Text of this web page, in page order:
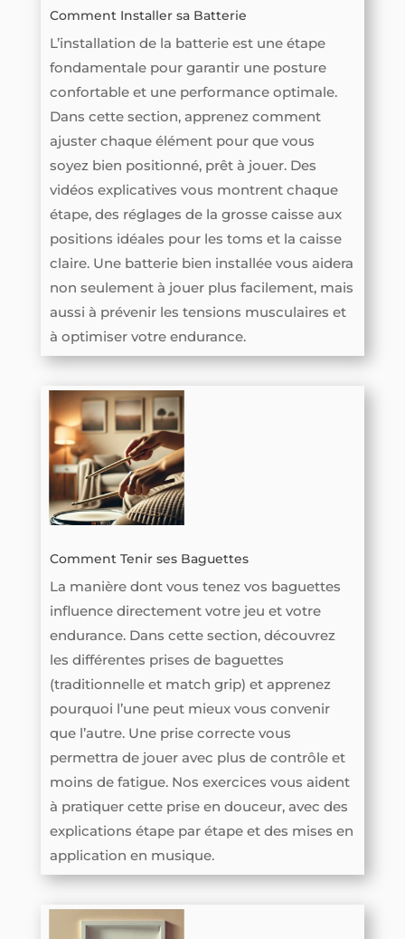
Comment Installer sa Batterie
L’installation de la batterie est une étape
fondamentale pour garantir une posture
confortable et une performance optimale.
Dans cette section, apprenez comment
ajuster chaque élément pour que vous
soyez bien positionné, prêt à jouer. Des
vidéos explicatives vous montrent chaque
étape, des réglages de la grosse caisse aux
positions idéales pour les toms et la caisse
claire. Une batterie bien installée vous aidera
non seulement à jouer plus facilement, mais
aussi à prévenir les tensions musculaires et
à optimiser votre endurance.
Comment Tenir ses Baguettes
La manière dont vous tenez vos baguettes
influence directement votre jeu et votre
endurance. Dans cette section, découvrez
les différentes prises de baguettes
(traditionnelle et match grip) et apprenez
pourquoi l’une peut mieux vous convenir
que l’autre. Une prise correcte vous
permettra de jouer avec plus de contrôle et
moins de fatigue. Nos exercices vous aident
à pratiquer cette prise en douceur, avec des
explications étape par étape et des mises en
application en musique.